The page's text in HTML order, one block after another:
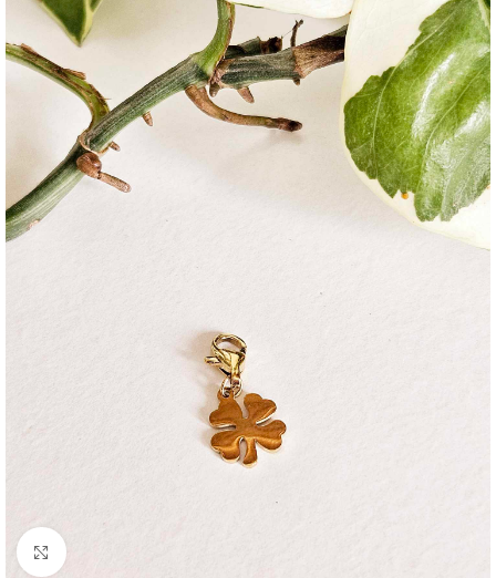
Click to enlarge